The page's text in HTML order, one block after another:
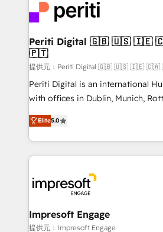
business with HubSpot? Let
you grow faster, smarter, and with
and—most importantly—simple.
into bold ideas and shape them
products and strategies that
difference.
Periti Digital 🇬🇧 🇺🇸 🇮🇪 🇨🇦 🇩🇪 🇳🇱
🇵🇹
提供元：Periti Digital 🇬🇧 🇺🇸 🇮🇪
Periti Digital is an international
with offices in Dublin, Munich,
and New York. 🔎 We are focused on enhancing
revenue-generation strategies for
complete integration of core
and systems (such as ERP and e-
results. 🎯 We present a solution-centric approach
and we're focused on HubSpot.
of HubSpot's most important
value from the platform in the long term. 🤖
Elite5.0
Impresoft Engage
提供元：Impresoft Engage